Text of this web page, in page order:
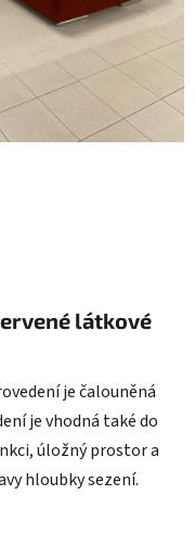
látkové
je čalouněná
je vhodná také do
úložný prostor a
hloubky sezení.